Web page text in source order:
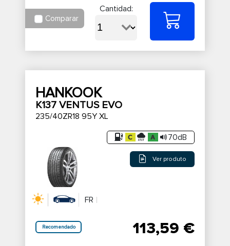
Comparar
Cantidad:
HANKOOK
K137 VENTUS EVO
235/40ZR18 95Y XL
70dB
Ver produto
FR
Recomendado 113,59 €